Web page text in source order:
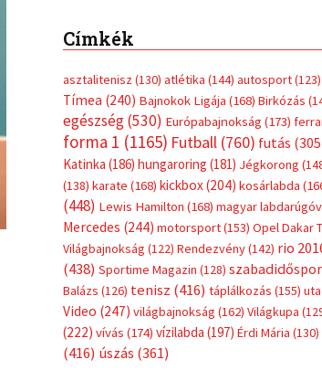
Címkék
asztalitenisz (130) atlétika (144) autosport(123)
Tímea (240) Bajnokok Ligája (168) Birkózás
egészség(530) Európabajnokság (173)
forma 1 (1165) Futball(760) futás
Katinka (186) hungaroring (181) Jégkorong
(138) karate (168) kickbox(204) kosárlabda
(448) Lewis Hamilton (168) magyar
Mercedes (244) motorsport(153) Opel Dakar
Világbajnokság (122) Rendezvény(142) rio
(438) Sportime Magazin (128)
Balázs (126) tenisz (416) táplálkozás (155)
Video (247) világbajnokság (162) Világkupa
(222) vívás (174) vízilabda (197) Érdi Mária (130)
(416) úszás (361)